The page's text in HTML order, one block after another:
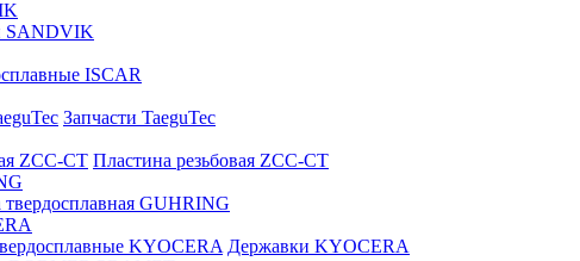
SANDVIK
ISCAR
Запчасти TaeguTec
ZCC-CT Пластина резьбовая ZCC-CT
твердосплавная GUHRING
KYOCERA Державки KYOCERA